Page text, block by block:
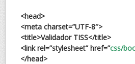
<head>
<meta charset=”UTF-8″>
<title>Validador TISS</title>
<link rel=”stylesheet” href=”css/
</head>